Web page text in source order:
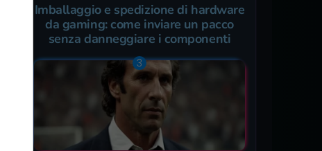
Imballaggio e spedizione di hardware
da gaming: come inviare un pacco
senza danneggiare i componenti